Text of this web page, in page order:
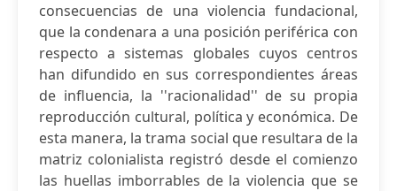
consecuencias de una violencia fundacional,
que la condenara a una posición periférica con
respecto a sistemas globales cuyos centros
han difundido en sus correspondientes áreas
de influencia, la ''racionalidad'' de su propia
reproducción cultural, política y económica. De
esta manera, la trama social que resultara de la
matriz colonialista registró desde el comienzo
las huellas imborrables de la violencia que se